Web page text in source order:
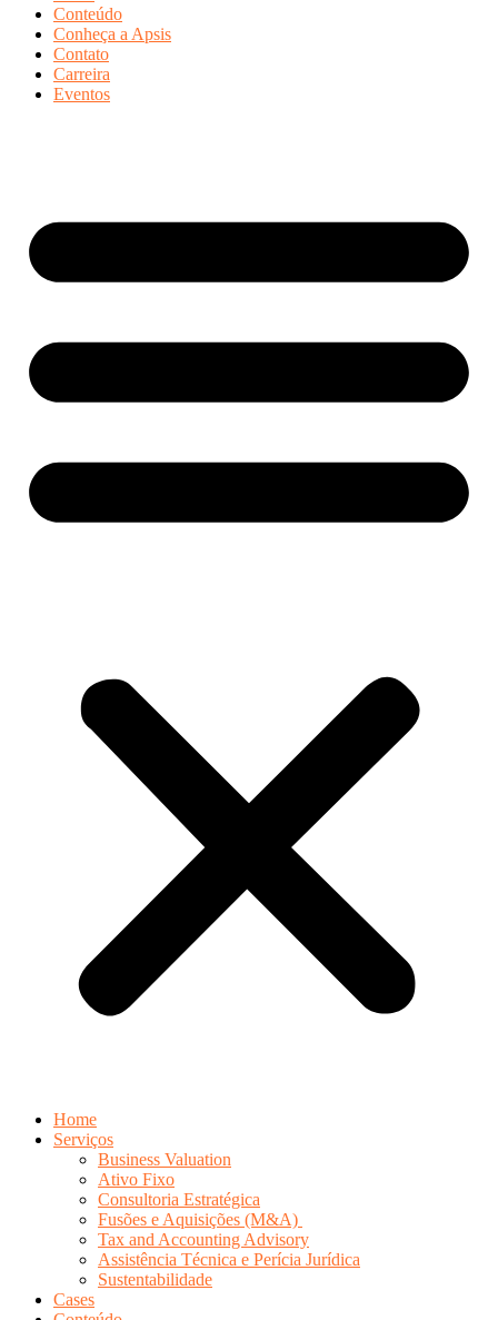
Conteúdo
Conheça a Apsis
Contato
Carreira
Eventos
Home
Serviços
Business Valuation
Ativo Fixo
Consultoria Estratégica
Fusões e Aquisições (M&A)
Tax and Accounting Advisory
Assistência Técnica e Perícia Jurídica
Sustentabilidade
Cases